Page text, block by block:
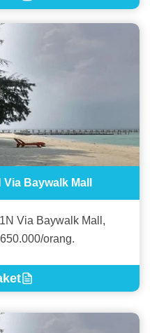
Baywalk Mall
Via Baywalk Mall,
orang.